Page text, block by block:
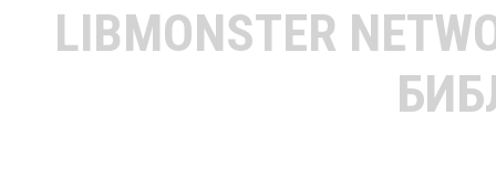
LIBMONSTER